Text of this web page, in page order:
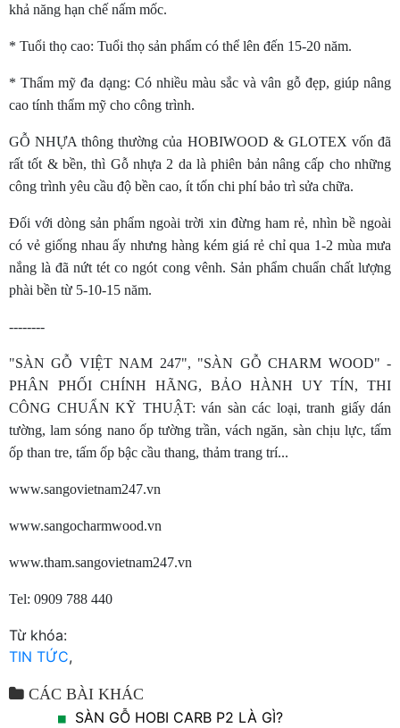
khả năng hạn chế nấm mốc.
* Tuổi thọ cao: Tuổi thọ sản phẩm có thể lên đến 15-20 năm.
* Thẩm mỹ đa dạng: Có nhiều màu sắc và vân gỗ đẹp, giúp nâng
cao tính thẩm mỹ cho công trình.
GỖ NHỰA thông thường của HOBIWOOD & GLOTEX vốn đã
rất tốt & bền, thì Gỗ nhựa 2 da là phiên bản nâng cấp cho những
công trình yêu cầu độ bền cao, ít tốn chi phí bảo trì sửa chữa.
Đối với dòng sản phẩm ngoài trời xin đừng ham rẻ, nhìn bề ngoài
có vẻ giống nhau ấy nhưng hàng kém giá rẻ chỉ qua 1-2 mùa mưa
nắng là đã nứt tét co ngót cong vênh. Sản phẩm chuẩn chất lượng
phài bền từ 5-10-15 năm.
--------
"SÀN GỖ VIỆT NAM 247", "SÀN GỖ CHARM WOOD" -
PHÂN PHỐI CHÍNH HÃNG, BẢO HÀNH UY TÍN, THI
CÔNG CHUẨN KỸ THUẬT: ván sàn các loại, tranh giấy dán
tường, lam sóng nano ốp tường trần, vách ngăn, sàn chịu lực, tấm
ốp than tre, tấm ốp bậc cầu thang, thảm trang trí...
www.sangovietnam247.vn
www.sangocharmwood.vn
www.tham.sangovietnam247.vn
Tel: 0909 788 440
Từ khóa:
TIN TỨC,
CÁC BÀI KHÁC
SÀN GỖ HOBI CARB P2 LÀ GÌ?